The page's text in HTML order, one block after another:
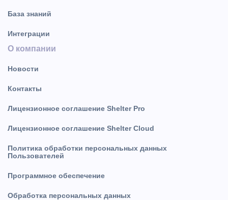
База знаний
Интеграции
О компании
Новости
Контакты
Лицензионное соглашение Shelter Pro
Лицензионное соглашение Shelter Cloud
Политика обработки персональных данных
Пользователей
Программное обеспечение
Обработка персональных данных